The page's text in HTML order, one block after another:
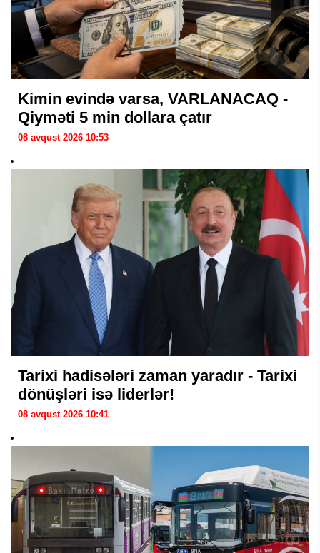
Kimin evində varsa, VARLANACAQ -
Qiyməti 5 min dollara çatır
08 avqust 2026 10:53
Tarixi hadisələri zaman yaradır - Tarixi
dönüşləri isə liderlər!
08 avqust 2026 10:41